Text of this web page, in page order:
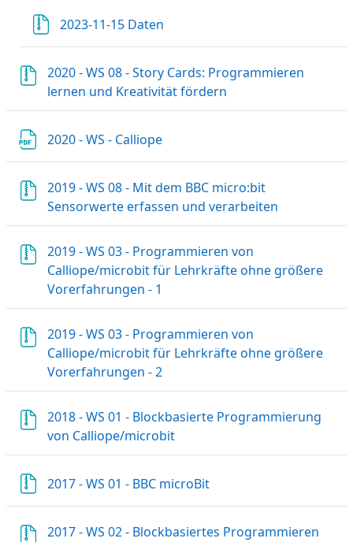
2023-11-15 Daten
2020 - WS 08 - Story Cards: Programmieren
lernen und Kreativität fördern
2020 - WS - Calliope
2019 - WS 08 - Mit dem BBC micro:bit
Sensorwerte erfassen und verarbeiten
2019 - WS 03 - Programmieren von
Calliope/microbit für Lehrkräfte ohne größere
Vorerfahrungen - 1
2019 - WS 03 - Programmieren von
Calliope/microbit für Lehrkräfte ohne größere
Vorerfahrungen - 2
2018 - WS 01 - Blockbasierte Programmierung
von Calliope/microbit
2017 - WS 01 - BBC microBit
2017 - WS 02 - Blockbasiertes Programmieren